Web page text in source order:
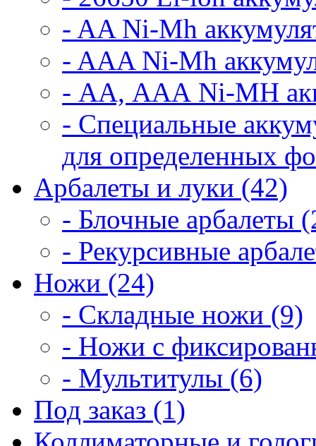
- AA Ni-Mh
- AAA Ni-Mh
- АА, ААА Ni-MH
- Специальные
для определенных
Арбалеты и луки (42)
- Блочные арбалеты
- Рекурсивные
Ножи (24)
- Складные ножи (9)
- Ножи с
- Мультитулы (6)
Под заказ (1)